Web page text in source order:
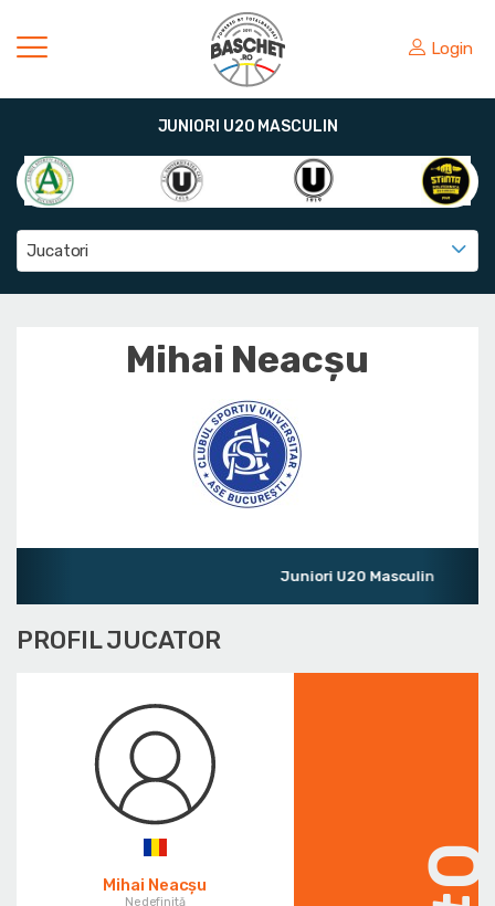
Login
JUNIORI U20 MASCULIN
Jucatori
Mihai Neacșu
Juniori U20 Masculin
PROFIL JUCATOR
Mihai Neacșu
Nedefinită